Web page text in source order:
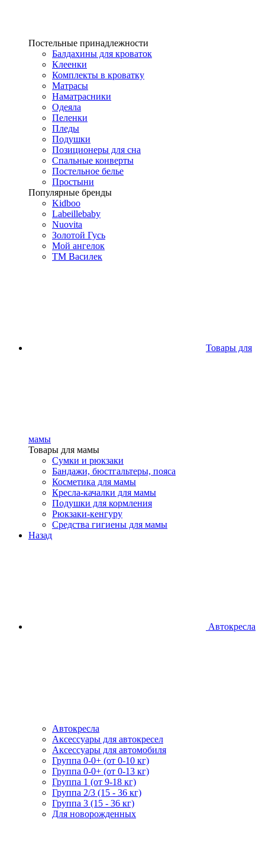
Постельные принадлежности
Балдахины для кроваток
Клеенки
Комплекты в кроватку
Матрасы
Наматрасники
Одеяла
Пеленки
Пледы
Подушки
Позиционеры для сна
Спальные конверты
Постельное белье
Простыни
Популярные бренды
Kidboo
Labeillebaby
Nuovita
Золотой Гусь
Мой ангелок
ТМ Василек
Товары для
мамы
Товары для мамы
Сумки и рюкзаки
Бандажи, бюстгальтеры, пояса
Косметика для мамы
Кресла-качалки для мамы
Подушки для кормления
Рюкзаки-кенгуру
Средства гигиены для мамы
Назад
Автокресла
Автокресла
Аксессуары для автокресел
Аксессуары для автомобиля
Группа 0-0+ (от 0-10 кг)
Группа 0-0+ (от 0-13 кг)
Группа 1 (от 9-18 кг)
Группа 2/3 (15 - 36 кг)
Группа 3 (15 - 36 кг)
Для новорожденных